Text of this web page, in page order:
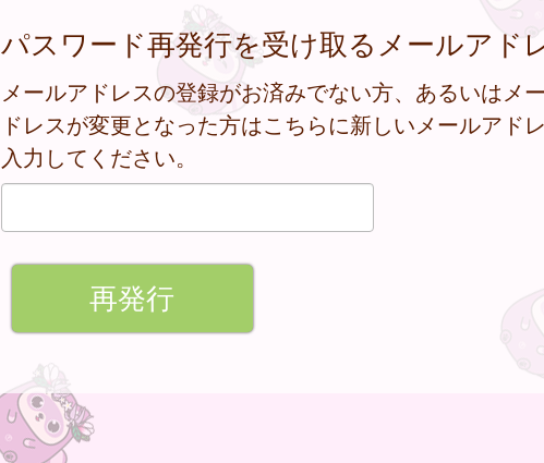
パスワード再発行を受け取るメールアド
メールアドレスの登録がお済みでない方、あるいはメ
ドレスが変更となった方はこちらに新しいメールアド
入力してください。